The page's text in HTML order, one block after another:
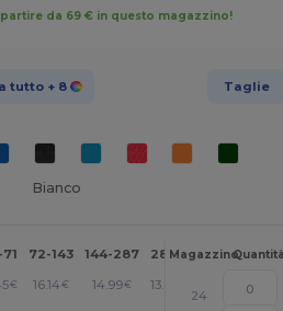
da 69 € in questo magazzino!
tutto + 8 Taglie
Bianco
72-143 144-287 288 + Altri
Magazzino
€ 16.14€ 14.99€ 13.83
24